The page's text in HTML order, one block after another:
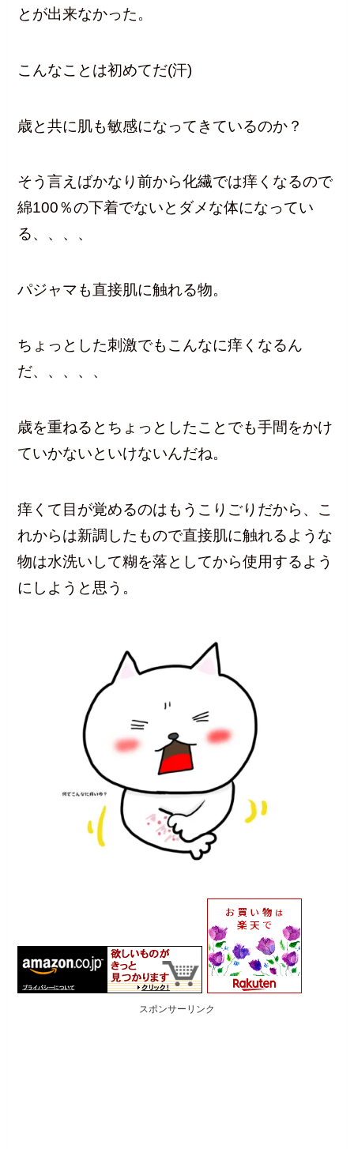
とが出来なかった。
こんなことは初めてだ(汗)
歳と共に肌も敏感になってきているのか？
そう言えばかなり前から化繊では痒くなるので
綿100％の下着でないとダメな体になってい
る、、、、
パジャマも直接肌に触れる物。
ちょっとした刺激でもこんなに痒くなるん
だ、、、、、
歳を重ねるとちょっとしたことでも手間をかけ
ていかないといけないんだね。
痒くて目が覚めるのはもうこりごりだから、こ
れからは新調したもので直接肌に触れるような
物は水洗いして糊を落としてから使用するよう
にしようと思う。
スポンサーリンク